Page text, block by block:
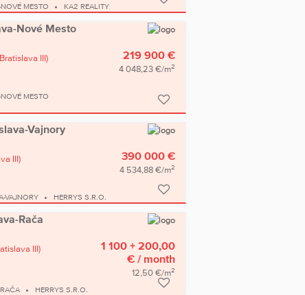
MESTO KA2 REALITY
Nové Mesto
III)
219 900 €
4 048,23 €/m2
MESTO
Vajnory
III)
390 000 €
4 534,88 €/m2
VAJNORY HERRYS S.R.O.
Rača
III)
1 100 + 200,00
€/ month
12,50 €/m2
HERRYS S.R.O.